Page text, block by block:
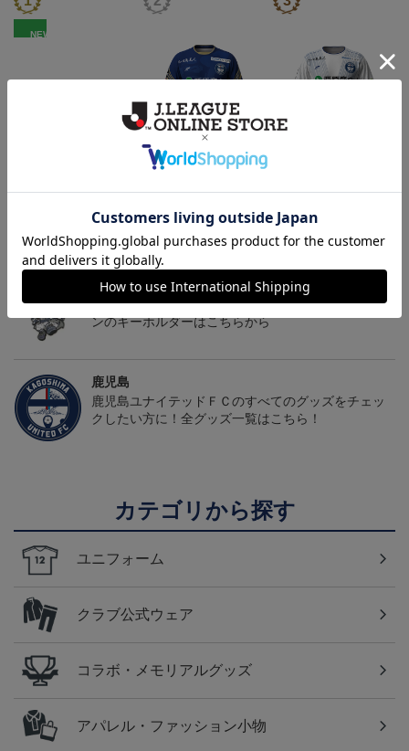
NEW
2,500円 13,200円～17,600円 13,200円～17,600円
トピックス
鹿児島
躍動感あふれる「ゆないくー」など、多彩なデザイ
ンのキーホルダーはこちらから
鹿児島
鹿児島ユナイテッドＦＣのすべてのグッズをチェッ
クしたい方に！全グッズ一覧はこちら！
カテゴリから探す
ユニフォーム
クラブ公式ウェア
コラボ・メモリアルグッズ
アパレル・ファッション小物